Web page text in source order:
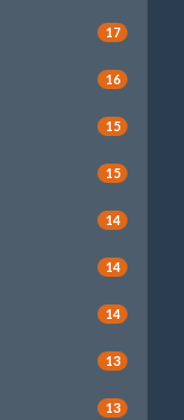
17
16
15
15
14
14
14
13
13